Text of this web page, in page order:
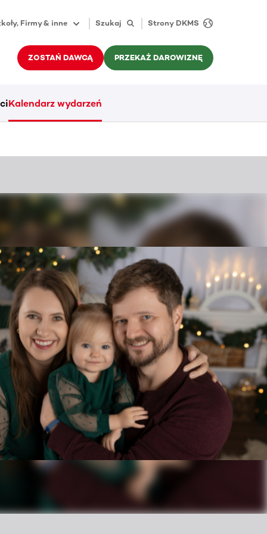
Firmy & inne Szukaj Strony DKMS
ZOSTAŃ DAWCĄ PRZEKAŻ DAROWIZNĘ
Kalendarz wydarzeń